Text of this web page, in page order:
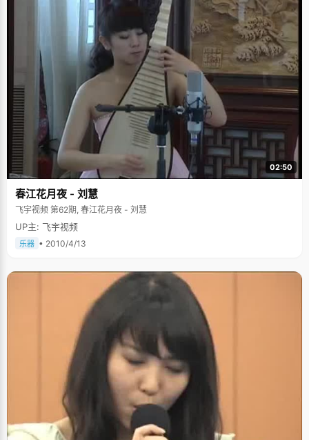
02:50
春江花月夜 - 刘慧
飞宇视频 第62期, 春江花月夜 - 刘慧
UP主: 飞宇视频
乐器 • 2010/4/13